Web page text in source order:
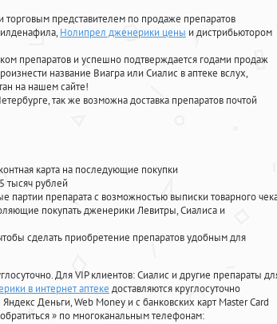
представителем по продаже препаратов
, Нолипрел дженерики цены и дистрибьютором
препаратов и успешно подтверждается годами продаж
название Виагра или Сиалис в аптеке вслух,
на нашем сайте!
так же возможна доставка препаратов почтой
карта на последующие покупки
тысяч рублей
препарата с возможностью выписки товарного
покупать дженерики Левитры, Сиалиса и
сделать приобретение препаратов удобным для
Для VIP клиентов: Сиалис и другие препараты
в интернет аптеке доставляются круглосуточно
Деньги, Web Money и с банковских карт Master Card
» по многоканальным телефонам: